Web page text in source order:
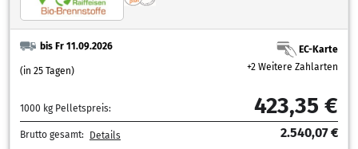
bis Fr 11.09.2026
(in 25 Tagen)
EC-Karte
+2 Weitere Zahlarten
1000 kg Pelletspreis: 423,35 €
Brutto gesamt: Details 2.540,07 €